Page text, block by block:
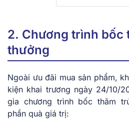
2. Chương trình bốc
thưởng
Ngoài ưu đãi mua sản phẩm,
kiện khai trương ngày 24/10/
gia chương trình bốc thăm
phần quà giá trị: